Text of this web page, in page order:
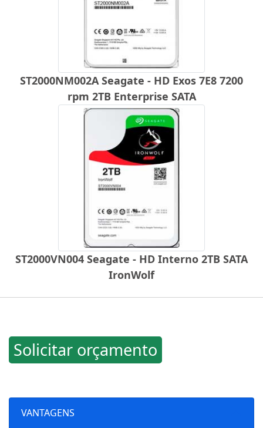
ST2000NM002A Seagate - HD Exos 7E8 7200
rpm 2TB Enterprise SATA
ST2000VN004 Seagate - HD Interno 2TB SATA
IronWolf
Solicitar orçamento
VANTAGENS